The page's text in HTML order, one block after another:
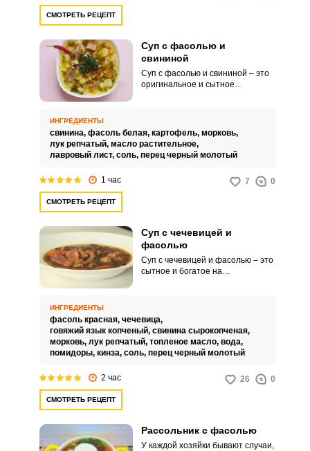
СМОТРЕТЬ РЕЦЕПТ
Суп с фасолью и
свининой
Суп с фасолью и свининой – это
оригинальное и сытное
растительным белком, в
сочетании с нежной, ароматной
свининой создает уникальную
гармонию вкуса.
ИНГРЕДИЕНТЫ
свинина, фасоль белая, картофель, морковь,
лук репчатый, масло растительное,
лавровый лист, соль, перец черный молотый
1 час 7 0
СМОТРЕТЬ РЕЦЕПТ
Суп с чечевицей и
фасолью
Суп с чечевицей и фасолью – это
сытное и богатое на
богата растительным белком и
клетчаткой, а фасоль добавляет
дополнительный источник белка,
углеводов и полезных
минералов.
ИНГРЕДИЕНТЫ
фасоль красная, чечевица,
говяжий язык копченый, свинина сырокопченая,
морковь, лук репчатый, топленое масло, вода,
помидоры, кинза, соль, перец черный молотый
2 час 26 0
СМОТРЕТЬ РЕЦЕПТ
Рассольник с фасолью
У каждой хозяйки бывают случаи,